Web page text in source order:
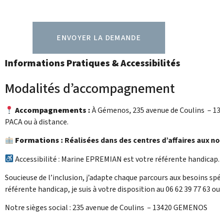
ENVOYER LA DEMANDE
Informations Pratiques & Accessibilités
Modalités d’accompagnement
Accompagnements :À Gémenos, 235 avenue de Coulins –
PACA ou à distance.
Formations : Réalisées dans des centres d’affaires aux
Accessibilité : Marine EPREMIAN est votre référente handicap.
Soucieuse de l’inclusion, j’adapte chaque parcours aux besoins
référente handicap, je suis à votre disposition au 06 62 39 77 63
Notre sièges social : 235 avenue de Coulins – 13420 GEMENOS